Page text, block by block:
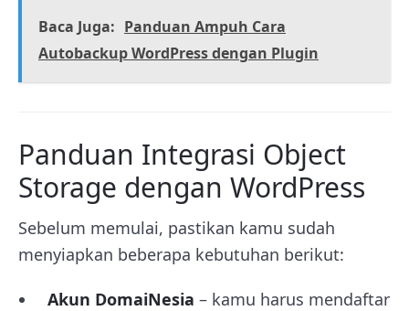
Baca Juga: Panduan Ampuh Cara
Autobackup WordPress dengan Plugin
Panduan Integrasi Object
Storage dengan WordPress
Sebelum memulai, pastikan kamu sudah
menyiapkan beberapa kebutuhan berikut:
Akun DomaiNesia – kamu harus mendaftar